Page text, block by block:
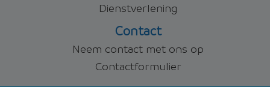
Dienstverlening
Contact
Neem contact met ons op
Contactformulier